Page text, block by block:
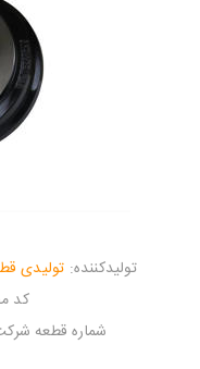
تولیدکننده: تولیدی
کد
شماره قطعه